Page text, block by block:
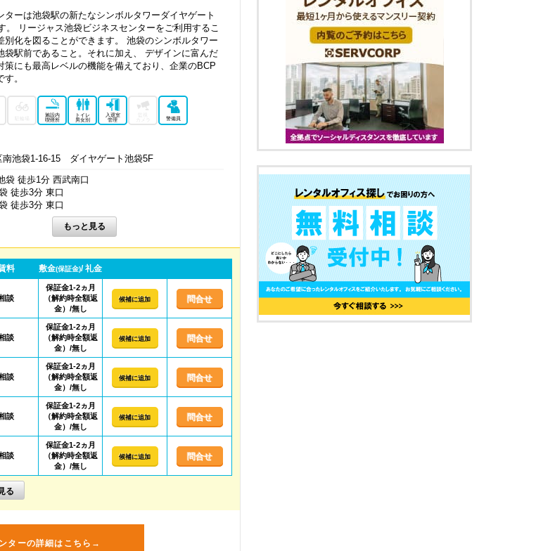
ターは池袋駅の新たなシンボルタワーダイヤゲート
。 リージャス池袋ビジネスセンターをご利用するこ
別化を図ることができます。 池袋のシンボルタワー
袋駅前であること。それに加え、 デザインに富んだ
策にも最高レベルの機能を備えており、企業のBCP
。
施設内
喫煙所
トイレ
男女別
入退室
管理
警備員
南池袋1-16-15 ダイヤゲート池袋5F
袋 徒歩1分 西武南口
徒歩3分 東口
徒歩3分 東口
料 敷金(保証金)/ 礼金
談
保証金1-2ヵ月
（解約時全額返
金）/無し
候補に追加 問合せ
談
保証金1-2ヵ月
（解約時全額返
金）/無し
候補に追加 問合せ
談
保証金1-2ヵ月
（解約時全額返
金）/無し
候補に追加 問合せ
談
保証金1-2ヵ月
（解約時全額返
金）/無し
候補に追加 問合せ
談
保証金1-2ヵ月
（解約時全額返
金）/無し
候補に追加 問合せ
ターの詳細はこちら→